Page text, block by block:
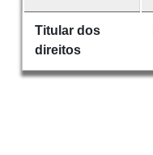
Titular dos
direitos